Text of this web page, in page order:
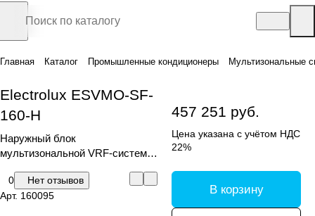
Главная Каталог Промышленные кондиционеры Мультизональные
Electrolux ESVMO-SF-
160-H
Наружный блок
мультизональной VRF-системы,
0
Нет отзывов
Арт. 160095
457 251 руб.
Цена указана с учётом НДС
22%
В корзину